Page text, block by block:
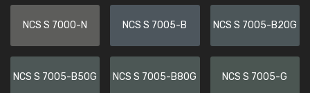
NCS S 7000-N NCS S 7005-B NCS S 7005-B20G
NCS S 7005-B50G NCS S 7005-B80G NCS S 7005-G